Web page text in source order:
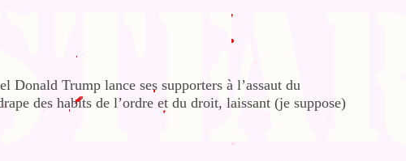
Donald Trump lance ses supporters à l’assaut du
des habits de l’ordre et du droit, laissant (je suppose)